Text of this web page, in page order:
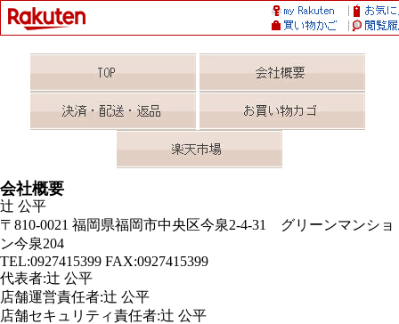
会社概要
辻 公平
〒810-0021 福岡県福岡市中央区今泉2-4-31 グリーンマンショ
ン今泉204
TEL:0927415399 FAX:0927415399
代表者:辻 公平
店舗運営責任者:辻 公平
店舗セキュリティ責任者:辻 公平